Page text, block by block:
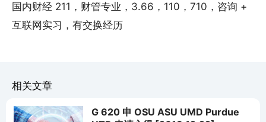
国内财经 211，财管专业，3.66，110，710，咨询 +
互联网实习，有交换经历
相关文章
G 620 申 OSU ASU UMD Purdue